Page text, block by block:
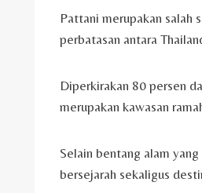
Pattani merupakan salah
perbatasan antara
Diperkirakan 80 persen
merupakan kawasan
Selain bentang alam
bersejarah sekaligus